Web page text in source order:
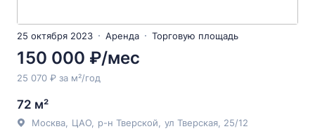
25 октября 2023 Аренда Торговую площадь
150 000 ₽/мес
25 070 ₽ за м²/год
72 м²
Москва ЦАО р-н Тверской ул Тверская , 25/12